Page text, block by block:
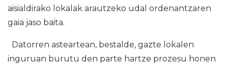
aisialdirako lokalak arautzeko udal ordenantzaren
gaia jaso baita.
Datorren asteartean, bestalde, gazte lokalen
inguruan burutu den parte hartze prozesu honen